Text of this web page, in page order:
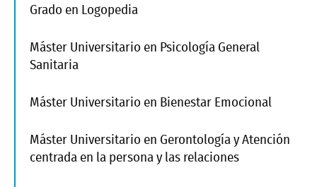
Grado en Logopedia
Máster Universitario en Psicología General
Sanitaria
Máster Universitario en Bienestar Emocional
Máster Universitario en Gerontología y Atención
centrada en la persona y las relaciones